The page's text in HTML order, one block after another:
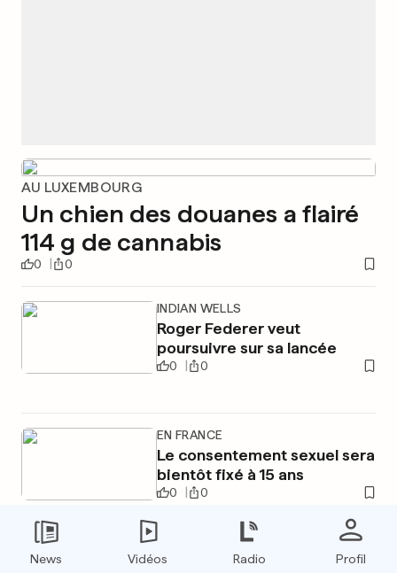
AU LUXEMBOURG
Un chien des douanes a flairé
114 g de cannabis
0 0
INDIAN WELLS
Roger Federer veut
poursuivre sur sa lancée
0 0
EN FRANCE
Le consentement sexuel sera
bientôt fixé à 15 ans
0 0
News Vidéos Radio Profil